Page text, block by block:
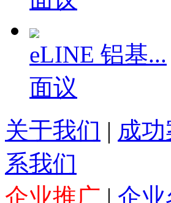
面议
eLINE 铝基...
面议
关于我们 | 成
系我们